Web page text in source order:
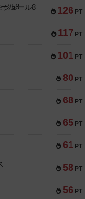
126 PT
ジュール8
117 PT
101 PT
80 PT
68 PT
65 PT
61 PT
58 PT
56 PT